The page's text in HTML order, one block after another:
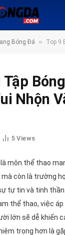
Bóng Đá » Top 9 Bài
Tập
Nhộn
5Views
là môn thể thao
còn là trường
tự tin và tinh
thể thao, việc áp
lớn sẽ dễ khiến
trọng hơn là